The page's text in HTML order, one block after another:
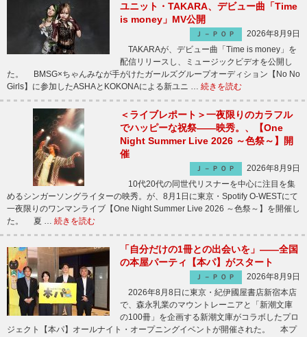
ユニット・TAKARA、デビュー曲「Time
is money」MV公開
Ｊ－ＰＯＰ
2026年8月9日
TAKARAが、デビュー曲「Time is money」を
配信リリースし、ミュージックビデオを公開し
た。 BMSG×ちゃんみなが手がけたガールズグループオーディション【No No
Girls】に参加したASHAとKOKONAによる新ユニ … 続きを読む
＜ライブレポート＞一夜限りのカラフル
でハッピーな祝祭――映秀。、【One
Night Summer Live 2026 ～色祭～】開
催
Ｊ－ＰＯＰ
2026年8月9日
10代20代の同世代リスナーを中心に注目を集
めるシンガーソングライターの映秀。が、8月1日に東京・Spotify O-WESTにて
一夜限りのワンマンライブ【One Night Summer Live 2026 ～色祭～】を開催し
た。 夏 … 続きを読む
「自分だけの1冊との出会いを」――全国
の本屋パーティ【本パ】がスタート
Ｊ－ＰＯＰ
2026年8月9日
2026年8月8日に東京・紀伊國屋書店新宿本店
で、森永乳業のマウントレーニアと「新潮文庫
の100冊」を企画する新潮文庫がコラボしたプロ
ジェクト【本パ】オールナイト・オープニングイベントが開催された。 本プ